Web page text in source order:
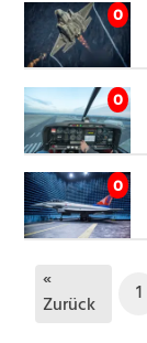
0
0
0
«
Zurück
1